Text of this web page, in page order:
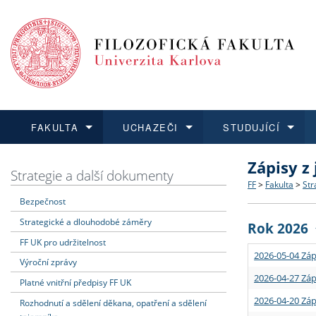
FAKULTA
Dozvědět se více
Struktura
Strategie
Podpora
UCHAZEČI
Podat přihlášku
Co
Učitelské
STUDUJÍCÍ
Dozvědět se více
Rigorózní
Dozvědět se více
O vědě a
Granty a
Dozvědět se více
Aktuální
Strategie a další dokumenty
Bezpečnost
Strategické a dlouhodobé záměry
FF UK pro udržitelnost
Výroční zprávy
Platné vnitřní předpisy FF UK
Rozhodnutí a sdělení děkana, opatření a sdělení
Zápisy
FF > Fakulta >
Rok 2026
2026-05-04
2026-04-27
2026-04-20